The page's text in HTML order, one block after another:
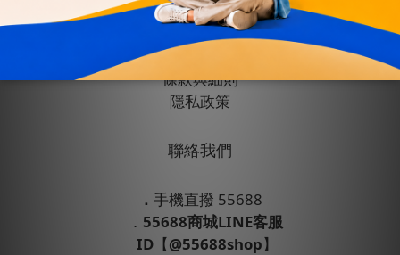
會員權益
運送政策
退換貨政策
條款與細則
隱私政策
聯絡我們
． 手機直撥 55688
． 55688商城LINE客服
ID 【@55688shop】